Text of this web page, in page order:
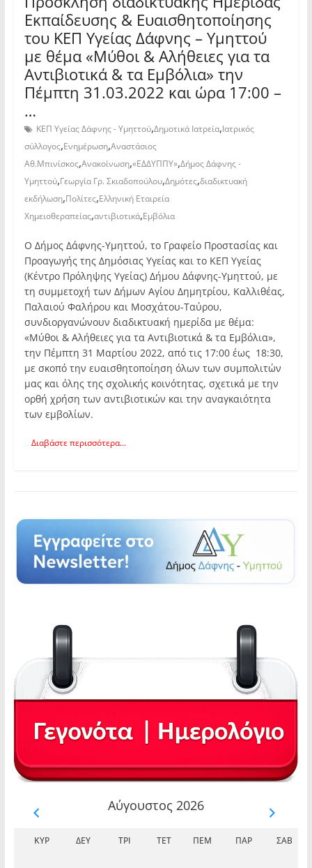
Εκπαίδευσης & Ευαισθητοποίησης
του ΚΕΠ Υγείας Δάφνης – Υμηττού
με θέμα «Μύθοι & Αλήθειες για τα
Αντιβιοτικά & τα Εμβόλια» την
Πέμπτη 31.03.2022 και ώρα 17:00 –
…
ΚΕΠ Υγείας Δάφνης - Υμηττού,Δημοτικά Ιατρεία,Ιατρικός
σύλλογος,Ενημέρωση,Αναστάσιος
Αθ.Μπινίσκος,Ανακοίνωση,«ΕΔΔΥΠΠΥ»,Δήμος Δάφνης -
Υμηττού,Γεωργία Γρ. Σκιαδοπούλου,Δημότες,διαδικτυακή
εκδήλωση,Πολίτες,Ελληνική Εταιρεία
Χημειοθεραπείας,αντιβιοτικά,Εμβόλια
Ο Δήμος Δάφνης-Υμηττού, το Γραφείο Προστασίας και
Προαγωγής της Δημόσιας Υγείας και το ΚΕΠ Υγείας
(Κέντρο Πρόληψης Υγείας) Δήμου Δάφνης-Υμηττού, με
τη συμμετοχή των Δήμων Αγίου Δημητρίου, Καλλιθέας,
Παλαιού Φαλήρου και Μοσχάτου-Ταύρου,
συνδιοργανώνουν διαδικτυακή ημερίδα με θέμα:
«Μύθοι & Αλήθειες για τα Αντιβιοτικά & τα Εμβόλια»,
την Πέμπτη 31 Μαρτίου 2022, από τις 17:00 έως 18:30,
με σκοπό την ευαισθητοποίηση όλων των συμπολιτών
μας και όλης της σχολικής κοινότητας, σχετικά με την
ορθή χρήση των αντιβιοτικών και την αναγκαιότητα
των εμβολίων.
Διαβάστε περισσότερα...
Αύγουστος 2026
ΚΥΡ ΔΕΥ ΤΡΊ ΤΕΤ ΠΈΜ ΠΑΡ ΣΆΒ